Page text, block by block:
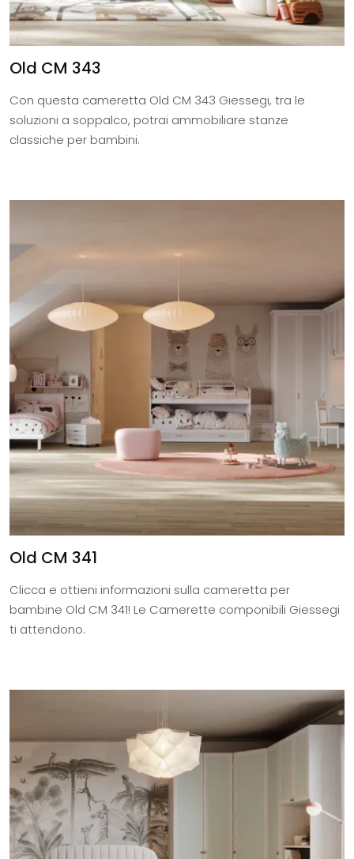
Old CM 343
Con questa cameretta Old CM 343 Giessegi, tra le
soluzioni a soppalco, potrai ammobiliare stanze
classiche per bambini.
Old CM 341
Clicca e ottieni informazioni sulla cameretta per
bambine Old CM 341! Le Camerette componibili Giessegi
ti attendono.